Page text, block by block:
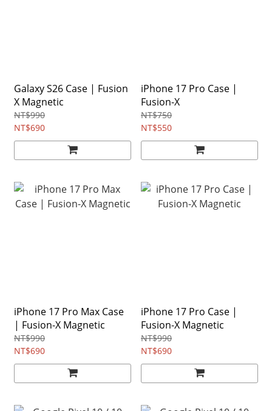
Galaxy S26 Case | Fusion
X Magnetic
NT$990
NT$690
iPhone 17 Pro Case |
Fusion-X
NT$750
NT$550
iPhone 17 Pro Max Case
| Fusion-X Magnetic
NT$990
NT$690
iPhone 17 Pro Case |
Fusion-X Magnetic
NT$990
NT$690